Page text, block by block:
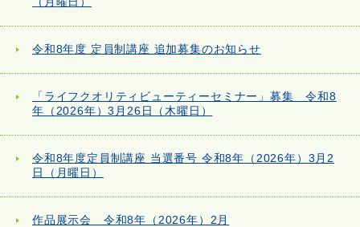
令和8年度 定員制講座 追加募集のお知らせ
「ライフクオリティビューティーセミナー」募集 令和8
年（2026年）3月26日（木曜日）
令和8年度定員制講座 当選番号 令和8年（2026年）3月2
日（月曜日）
作品展示会 令和8年（2026年）2月